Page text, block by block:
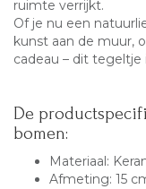
ruimte verrijkt.
Of je nu een
kunst aan de muur,
cadeau – dit
De
bomen:
Materiaal:
Afmeting: 15